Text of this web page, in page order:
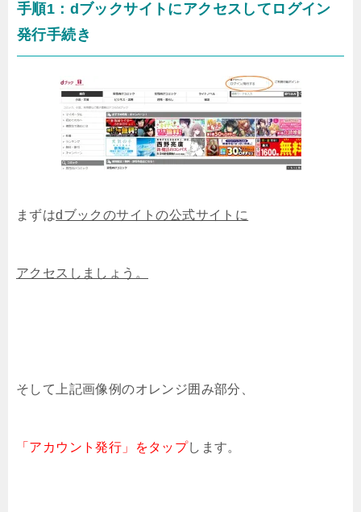
手順1：dブックサイトにアクセスしてログイン
発行手続き
まずはdブックのサイトの公式サイトに
アクセスしましょう。
そして上記画像例のオレンジ囲み部分、
「アカウント発行」 をタップします。